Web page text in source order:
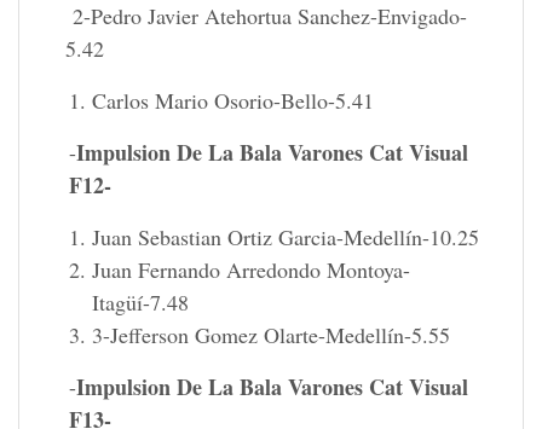
2-Pedro Javier Atehortua Sanchez-Envigado-
5.42
Carlos Mario Osorio-Bello-5.41
-Impulsion De La Bala Varones Cat Visual
F12-
Juan Sebastian Ortiz Garcia-Medellín-10.25
Juan Fernando Arredondo Montoya-
Itagüí-7.48
3-Jefferson Gomez Olarte-Medellín-5.55
-Impulsion De La Bala Varones Cat Visual
F13-